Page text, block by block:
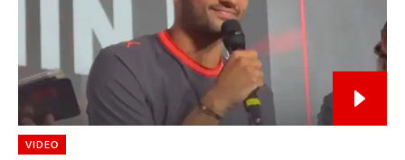
VIDEO